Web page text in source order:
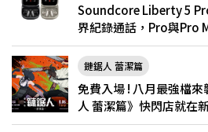
Soundcore Liberty 5
界紀錄通話，Pro與Pro
鏈鋸人 蕾潔篇
免費入場 ! 八月最強檔
人 蕾潔篇》快閃店就在
限定登場